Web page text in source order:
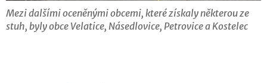
Mezi dalšími oceněnými obcemi, které získaly některou ze
stuh, byly obce Velatice, Násedlovice, Petrovice a Kostelec